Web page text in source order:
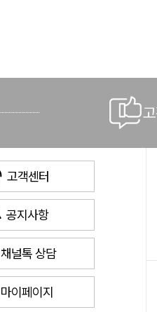
고객센터
공지사항
채널톡 상담
마이페이지